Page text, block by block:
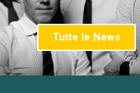
Tutte le News